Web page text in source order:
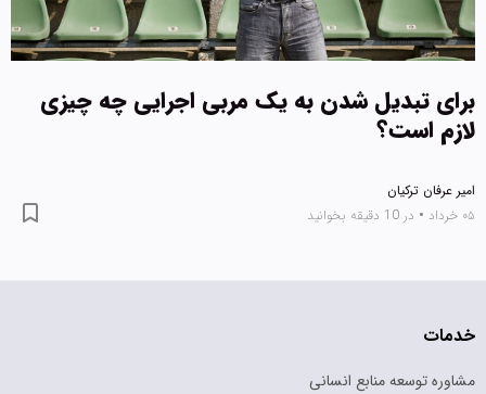
برای تبدیل شدن به یک مربی اجرایی چه چیزی
لازم است؟
امیر عرفان ترکیان
۰۵ خرداد
• در 10 دقیقه بخوانید
خدمات
مشاوره توسعه منابع انسانی